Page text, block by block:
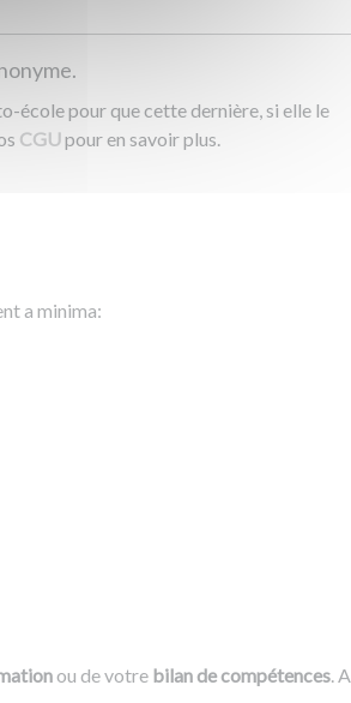
école pour que cette dernière, si elle le
CGUpour en savoir plus.
a minima:
ou de votre bilan de compétences. A